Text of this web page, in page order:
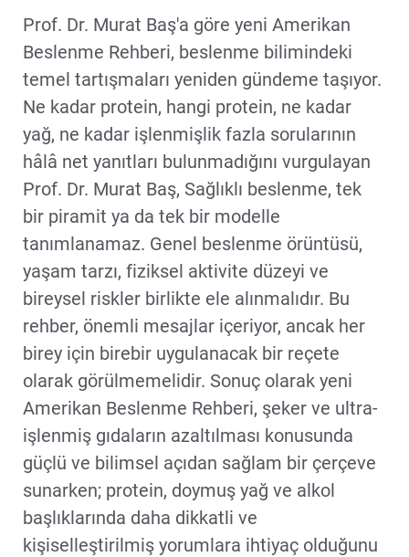
Prof. Dr. Murat Baş'a göre yeni Amerikan
Beslenme Rehberi, beslenme bilimindeki
temel tartışmaları yeniden gündeme taşıyor.
Ne kadar protein, hangi protein, ne kadar
yağ, ne kadar işlenmişlik fazla sorularının
hâlâ net yanıtları bulunmadığını vurgulayan
Prof. Dr. Murat Baş, Sağlıklı beslenme, tek
bir piramit ya da tek bir modelle
tanımlanamaz. Genel beslenme örüntüsü,
yaşam tarzı, fiziksel aktivite düzeyi ve
bireysel riskler birlikte ele alınmalıdır. Bu
rehber, önemli mesajlar içeriyor, ancak her
birey için birebir uygulanacak bir reçete
olarak görülmemelidir. Sonuç olarak yeni
Amerikan Beslenme Rehberi, şeker ve ultra-
işlenmiş gıdaların azaltılması konusunda
güçlü ve bilimsel açıdan sağlam bir çerçeve
sunarken; protein, doymuş yağ ve alkol
başlıklarında daha dikkatli ve
kişiselleştirilmiş yorumlara ihtiyaç olduğunu